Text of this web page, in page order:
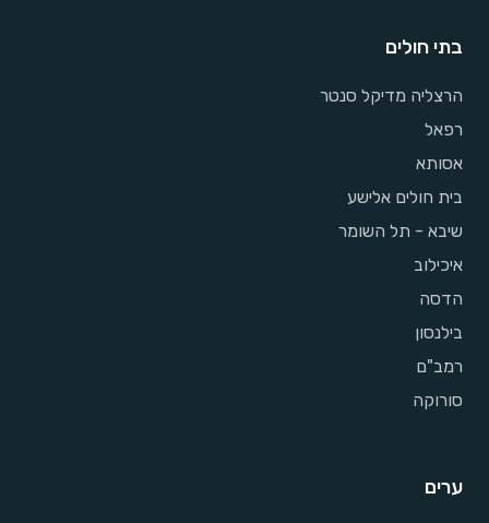
בתי חולים
הרצליה מדיקל סנטר
רפאל
אסותא
בית חולים אלישע
שיבא - תל השומר
איכילוב
הדסה
בילנסון
רמב"ם
סורוקה
ערים